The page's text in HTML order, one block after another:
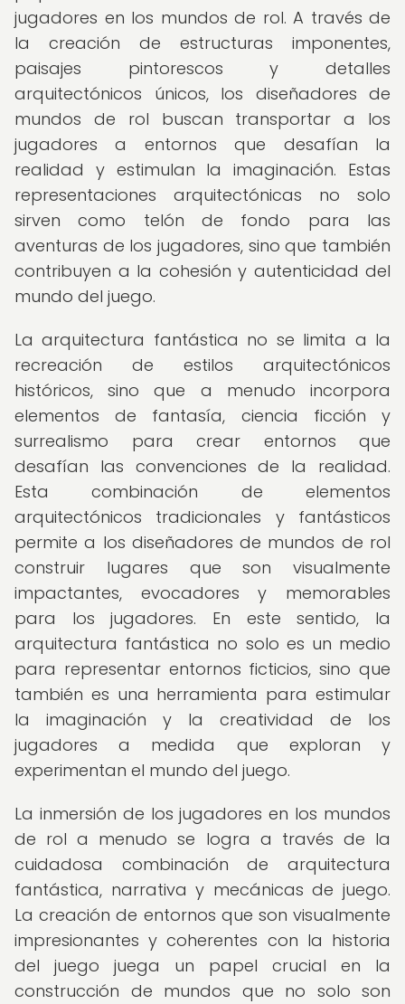
jugadores en los mundos de rol. A través de
la creación de estructuras imponentes,
paisajes pintorescos y detalles
arquitectónicos únicos, los diseñadores de
mundos de rol buscan transportar a los
jugadores a entornos que desafían la
realidad y estimulan la imaginación. Estas
representaciones arquitectónicas no solo
sirven como telón de fondo para las
aventuras de los jugadores, sino que también
contribuyen a la cohesión y autenticidad del
mundo del juego.
La arquitectura fantástica no se limita a la
recreación de estilos arquitectónicos
históricos, sino que a menudo incorpora
elementos de fantasía, ciencia ficción y
surrealismo para crear entornos que
desafían las convenciones de la realidad.
Esta combinación de elementos
arquitectónicos tradicionales y fantásticos
permite a los diseñadores de mundos de rol
construir lugares que son visualmente
impactantes, evocadores y memorables
para los jugadores. En este sentido, la
arquitectura fantástica no solo es un medio
para representar entornos ficticios, sino que
también es una herramienta para estimular
la imaginación y la creatividad de los
jugadores a medida que exploran y
experimentan el mundo del juego.
La inmersión de los jugadores en los mundos
de rol a menudo se logra a través de la
cuidadosa combinación de arquitectura
fantástica, narrativa y mecánicas de juego.
La creación de entornos que son visualmente
impresionantes y coherentes con la historia
del juego juega un papel crucial en la
construcción de mundos que no solo son